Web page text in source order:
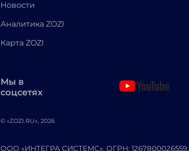
Новости
Аналитика ZOZI
Карта ZOZI
Мы в
соцсетях
© «ZOZI.RU», 2026
ООО «ИНТЕГРА СИСТЕМС». ОГРН: 1267800026559.